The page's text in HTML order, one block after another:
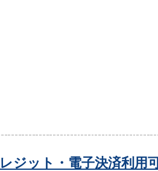
レジット・電子決済利